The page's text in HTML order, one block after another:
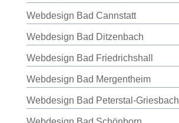
Webdesign Bad Cannstatt
Webdesign Bad Ditzenbach
Webdesign Bad Friedrichshall
Webdesign Bad Mergentheim
Webdesign Bad Peterstal-Griesbach